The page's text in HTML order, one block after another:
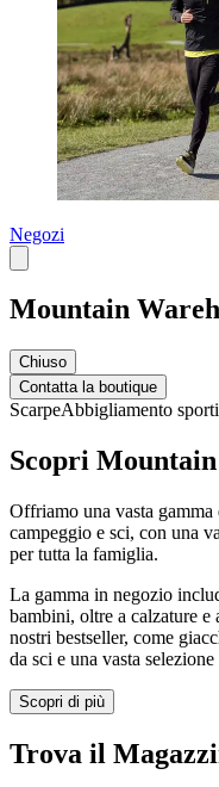
Negozi
Mountain
Chiuso
Contatta la boutique
ScarpeAbbigliamento
Scopri
Offriamo una vasta
campeggio e sci, con una
per tutta la famiglia.
La gamma in negozio
bambini, oltre a calzature e
nostri bestseller, come
da sci e una vasta
Scopri di più
Trova il